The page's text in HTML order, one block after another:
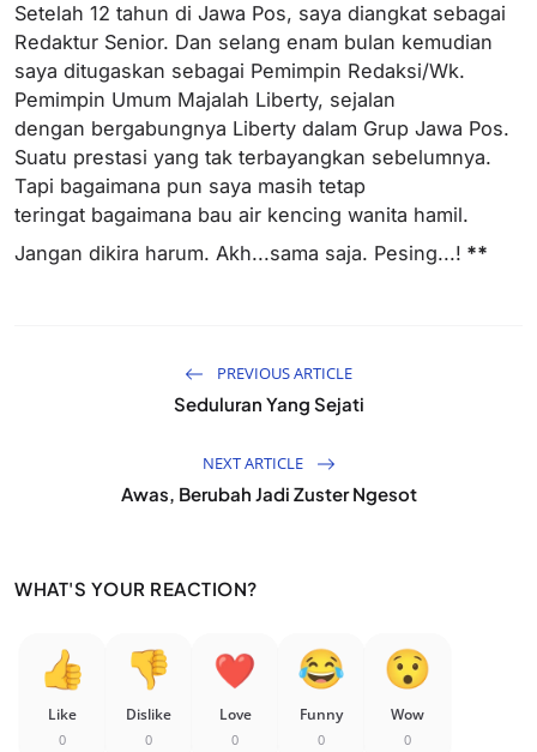
Setelah 12 tahun di Jawa Pos, saya diangkat sebagai
Redaktur Senior. Dan selang enam bulan kemudian
saya ditugaskan sebagai Pemimpin Redaksi/Wk.
Pemimpin Umum Majalah Liberty, sejalan
dengan bergabungnya Liberty dalam Grup Jawa Pos.
Suatu prestasi yang tak terbayangkan sebelumnya.
Tapi bagaimana pun saya masih tetap
teringat bagaimana bau air kencing wanita hamil.
Jangan dikira harum. Akh...sama saja. Pesing...! **
PREVIOUS ARTICLE
Seduluran Yang Sejati
NEXT ARTICLE
Awas, Berubah Jadi Zuster Ngesot
WHAT'S YOUR REACTION?
Like
0
Dislike
0
Love
0
Funny
0
Wow
0